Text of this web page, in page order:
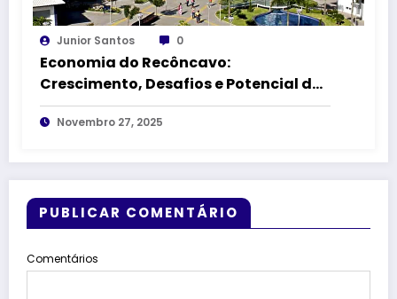
Junior Santos 0
Economia do Recôncavo:
Crescimento, Desafios e Potencial das
Principais Cidades
Novembro 27, 2025
PUBLICAR COMENTÁRIO
Comentários